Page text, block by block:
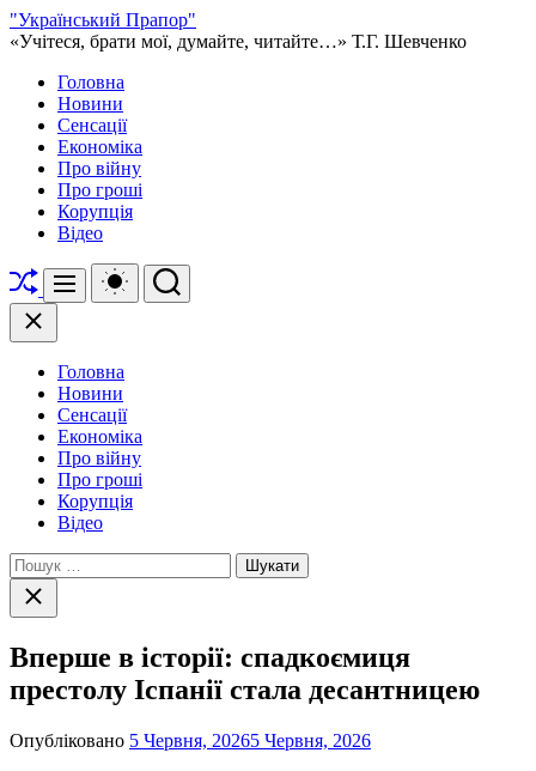
Перейти
до
"Український Прапор"
«Учітеся, брати мої, думайте, читайте…» Т.Г. Шевченко
Головна
Новини
Сенсації
Економіка
Про війну
Про гроші
Корупція
Відео
Перетасувати
Меню
Перемикач
кольорового
Пошук
Закрити
Головна
Новини
Сенсації
Економіка
Про війну
Про гроші
Корупція
Відео
Пошук:
Закрити
пошук
Вперше в історії: спадкоємиця
престолу Іспанії стала десантницею
Опубліковано 5 Червня, 20265 Червня, 2026